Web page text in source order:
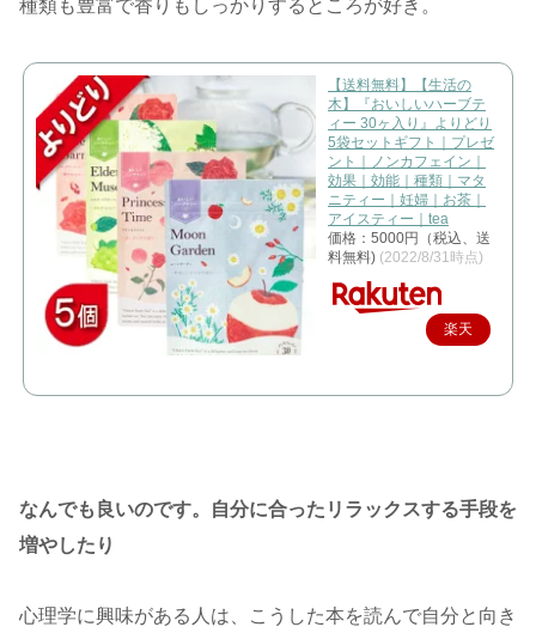
種類も豊富で香りもしっかりするところが好き。
【送料無料】【生活の
木】『おいしいハーブテ
ィー 30ヶ入り』よりどり
5袋セットギフト｜プレゼ
ント｜ノンカフェイン｜
効果｜効能｜種類｜マタ
ニティー｜妊婦｜お茶｜
アイスティー｜tea
価格：5000円（税込、送
料無料) (2022/8/31時点)
楽天
入
なんでも良いのです。自分に合ったリラックスする手段を
増やしたり
心理学に興味がある人は、こうした本を読んで自分と向き